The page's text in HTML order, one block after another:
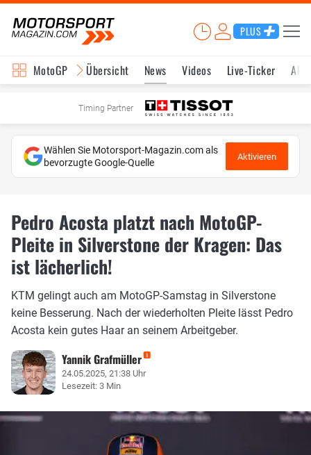
PLUS
MotoGP Übersicht News Videos Live-Ticker
Timing Partner
Wählen Sie Motorsport-Magazin.com als
bevorzugte Google-Quelle
Aktivieren
Pedro Acosta platzt nach MotoGP-
Pleite in Silverstone der Kragen: Das
ist lächerlich!
KTM gelingt auch am MotoGP-Samstag in Silverstone
keine Besserung. Nach der wiederholten Pleite lässt Pedro
Acosta kein gutes Haar an seinem Arbeitgeber.
Yannik Grafmüller
24.05.2025, 21:38 Uhr
Lesezeit: 3 Min